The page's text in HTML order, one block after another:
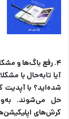
۴. رفع باگ‌ها و مشکلات نرم‌افزاری
آیا تابه‌حال با
شده‌اید؟ با
حل می‌شوند.